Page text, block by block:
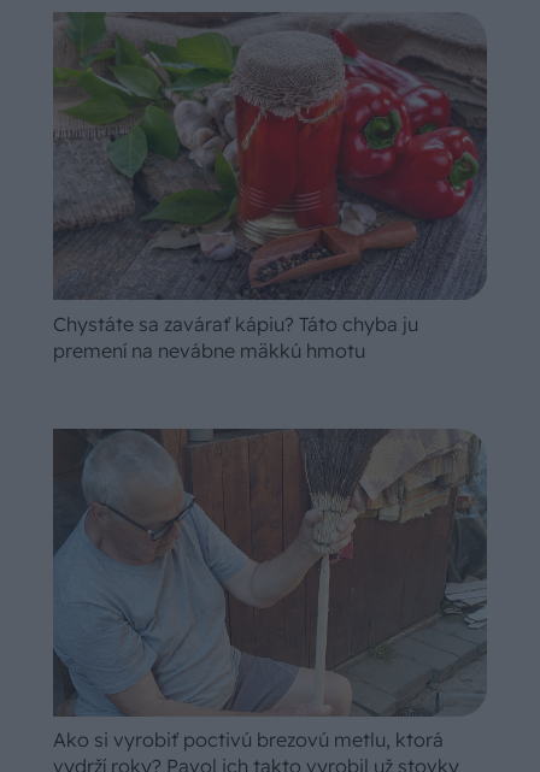
Chystáte sa zavárať kápiu? Táto chyba ju
premení na nevábne mäkkú hmotu
Ako si vyrobiť poctivú brezovú metlu, ktorá
vydrží roky? Pavol ich takto vyrobil už stovky